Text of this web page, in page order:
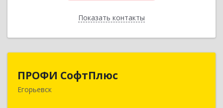
Показать контакты
Назад
ПРОФИ СофтПлюс
Егорьевск